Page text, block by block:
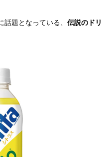
題となっている、 伝説のドリ